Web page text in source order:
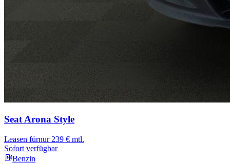
Seat Arona Style
Leasen fürnur 239 € mtl.
Sofort verfügbar
Benzin